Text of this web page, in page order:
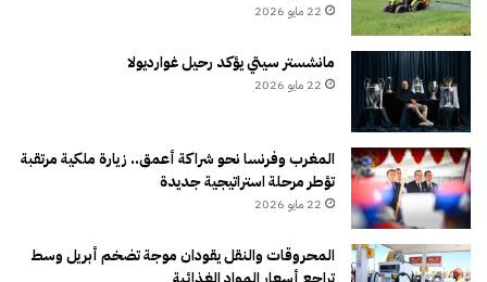
22 مايو 2026
مانشستر سيتي يؤكد رحيل غوارديولا
22 مايو 2026
المغرب وفرنسا نحو شراكة أعمق.. زيارة ملكية مرتقبة
تؤطر مرحلة استراتيجية جديدة
22 مايو 2026
المحروقات والنقل يقودان موجة تضخم أبريل وسط